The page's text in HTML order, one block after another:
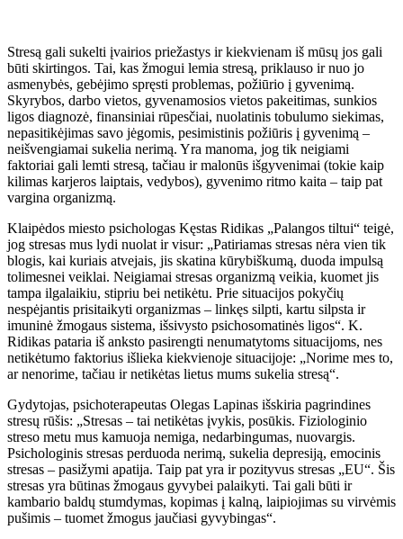
Stresą gali sukelti įvairios priežastys ir kiekvienam iš mūsų jos gali
būti skirtingos. Tai, kas žmogui lemia stresą, priklauso ir nuo jo
asmenybės, gebėjimo spręsti problemas, požiūrio į gyvenimą.
Skyrybos, darbo vietos, gyvenamosios vietos pakeitimas, sunkios
ligos diagnozė, finansiniai rūpesčiai, nuolatinis tobulumo siekimas,
nepasitikėjimas savo jėgomis, pesimistinis požiūris į gyvenimą –
neišvengiamai sukelia nerimą. Yra manoma, jog tik neigiami
faktoriai gali lemti stresą, tačiau ir malonūs išgyvenimai (tokie kaip
kilimas karjeros laiptais, vedybos), gyvenimo ritmo kaita – taip pat
vargina organizmą.
Klaipėdos miesto psichologas Kęstas Ridikas „Palangos tiltui“ teigė,
jog stresas mus lydi nuolat ir visur: „Patiriamas stresas nėra vien tik
blogis, kai kuriais atvejais, jis skatina kūrybiškumą, duoda impulsą
tolimesnei veiklai. Neigiamai stresas organizmą veikia, kuomet jis
tampa ilgalaikiu, stipriu bei netikėtu. Prie situacijos pokyčių
nespėjantis prisitaikyti organizmas – linkęs silpti, kartu silpsta ir
imuninė žmogaus sistema, išsivysto psichosomatinės ligos“. K.
Ridikas pataria iš anksto pasirengti nenumatytoms situacijoms, nes
netikėtumo faktorius išlieka kiekvienoje situacijoje: „Norime mes to,
ar nenorime, tačiau ir netikėtas lietus mums sukelia stresą“.
Gydytojas, psichoterapeutas Olegas Lapinas išskiria pagrindines
stresų rūšis: „Stresas – tai netikėtas įvykis, posūkis. Fiziologinio
streso metu mus kamuoja nemiga, nedarbingumas, nuovargis.
Psichologinis stresas perduoda nerimą, sukelia depresiją, emocinis
stresas – pasižymi apatija. Taip pat yra ir pozityvus stresas „EU“. Šis
stresas yra būtinas žmogaus gyvybei palaikyti. Tai gali būti ir
kambario baldų stumdymas, kopimas į kalną, laipiojimas su virvėmis
pušimis – tuomet žmogus jaučiasi gyvybingas“.